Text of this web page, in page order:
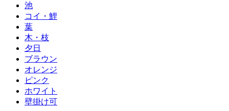
池
コイ・鯉
葉
木・枝
夕日
ブラウン
オレンジ
ピンク
ホワイト
壁掛け可